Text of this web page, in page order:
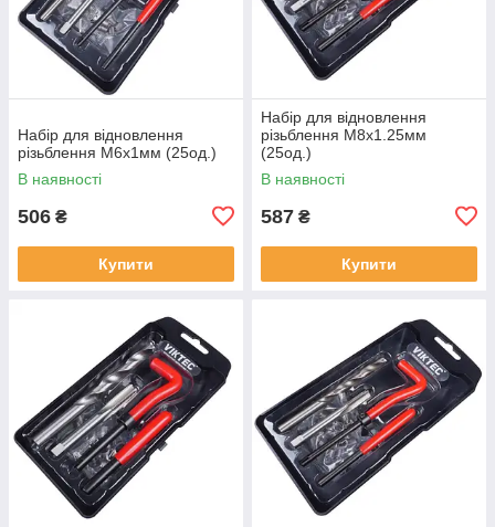
Набір для відновлення
різьблення М6x1мм (25од.)
В наявності
506 ₴
Купити
Набір для відновлення
різьблення М8x1.25мм
(25од.)
В наявності
587 ₴
Купити